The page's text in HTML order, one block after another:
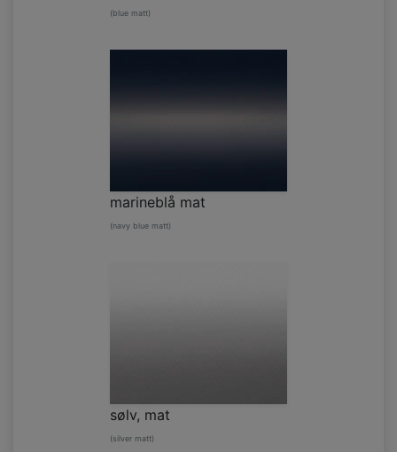
(blue matt)
marineblå mat
(navy blue matt)
sølv, mat
(silver matt)